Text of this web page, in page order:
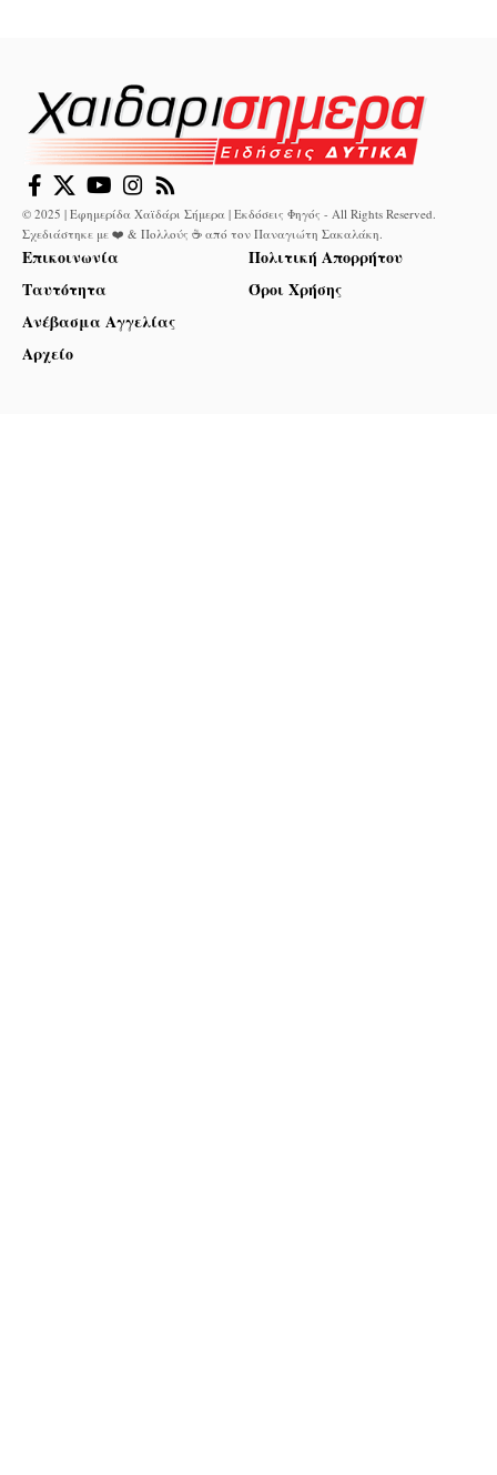
© 2025 | Εφημερίδα Χαϊδάρι Σήμερα | Εκδόσεις Φηγός - All Rights Reserved.
Σχεδιάστηκε με ❤️ & Πολλούς ☕ από τον Παναγιώτη Σακαλάκη.
Επικοινωνία
Ταυτότητα
Ανέβασμα Αγγελίας
Αρχείο
Πολιτική Απορρήτου
Όροι Χρήσης